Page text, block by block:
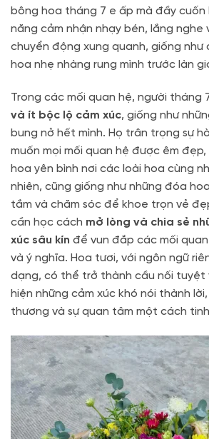
bông hoa tháng 7 e ấp mà đầy cuốn
năng cảm nhận nhạy bén, lắng nghe
chuyển động xung quanh, giống như
hoa nhẹ nhàng rung mình trước làn
Trong các mối quan hệ, người tháng
và ít bộc lộ cảm xúc, giống như
bung nở hết mình. Họ trân trọng sự
muốn mọi mối quan hệ được êm
hoa yên bình nơi các loài hoa cùng
nhiên, cũng giống như những đóa
tắm và chăm sóc để khoe trọn vẻ
cần học cách mở lòng và chia sẻ
xúc sâu kín để vun đắp các mối
và ý nghĩa. Hoa tươi, với ngôn ngữ
dạng, có thể trở thành cầu nối tuyệt
hiện những cảm xúc khó nói thành
thương và sự quan tâm một cách